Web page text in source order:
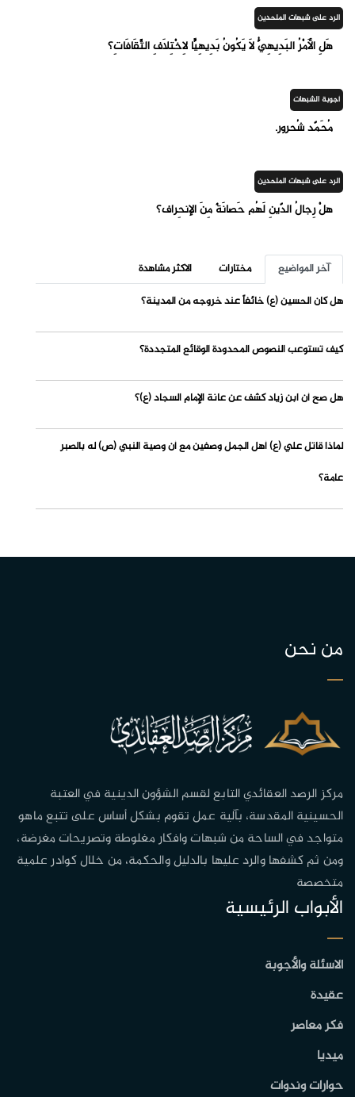
الرد على شبهات الملحدين
هَلِ الأَمْرُ البَدِيهِيُّ لَا يَكُونُ بَدِيهِيًّا لِاخْتِلَافِ الثَّقَافَاتِ؟
أجوبة الشبهات
مُحَمّد شُحرور.
الرد على شبهات الملحدين
هلْ رِجالُ الدّينِ لَهُم حَصانَةٌ مِنَ الإنحِراف؟
آخر المواضيع مختارات
الاكثر مشاهدة
هل كان الحسين (ع) خائفاً عند خروجه من المدينة؟
كيف تستوعب النصوص المحدودة الوقائع المتجددة؟
هل صح أن ابن زياد كشف عن عانة الإمام السجاد (ع)؟
لماذا قاتل علي (ع) أهل الجمل وصفين مع أن وصية النبي (ص) له بالصبر
عامة؟
من نحن
مركز الرصد العقائدي التابع لقسم الشؤون الدينية في العتبة
الحسينية المقدسة، بآلية عمل تقوم بشكل أساس على تتبع ماهو
متواجد في الساحة من شبهات وافكار مغلوطة وتصريحات مغرضة،
ومن ثم كشفها والرد عليها بالدليل والحكمة، من خلال كوادر علمية
متخصصة
الأبواب الرئيسية
الاسئلة والأجوبة
عقيدة
فكر معاصر
ميديا
حوارات وندوات